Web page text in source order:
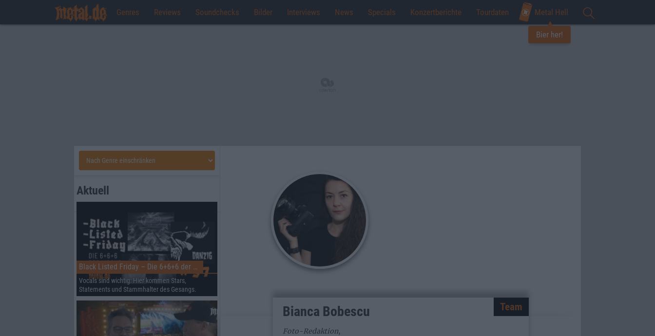
Genres Reviews Soundchecks Bilder Interviews News Specials Konzertberichte Tourdaten Metal Hell
Bier her!
Team
Bianca Bobescu
Foto-Redaktion,
Aktuell
Black Listed Friday – Die 6+6+6 der Woche
Vocals sind wichtig: Hier kommen Stars,
Statements und Stammhalter des Gesangs.